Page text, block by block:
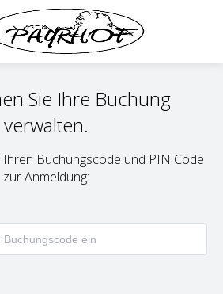
Sie Ihre Buchung
verwalten.
Buchungscode und PIN Code
zur Anmeldung: